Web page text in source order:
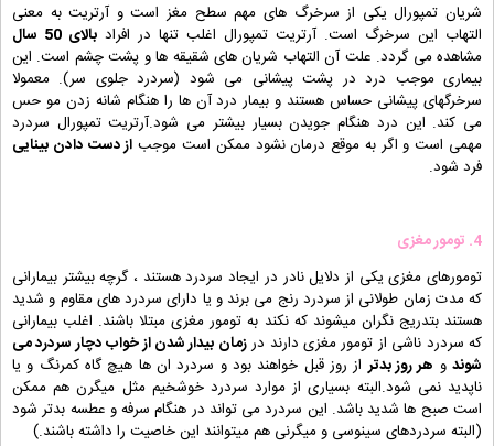
شریان تمپورال یکی از سرخرگ های مهم سطح مغز است و آرتریت به معنی
التهاب این سرخرگ است. آرتریت تمپورال اغلب تنها در افراد بالای 50 سال
مشاهده می گردد. علت آن التهاب شریان های شقیقه ها و پشت چشم است. این
بیماری موجب درد در پشت پیشانی می شود (سردرد جلوی سر). معمولا
سرخرگهای پیشانی حساس هستند و بیمار درد آن ها را هنگام شانه زدن مو حس
می کند. این درد هنگام جویدن بسیار بیشتر می شود.آرتریت تمپورال سردرد
مهمی است و اگر به موقع درمان نشود ممکن است موجب از دست دادن بینایی
فرد شود.
4. تومور مغزی
تومورهای مغزی یکی از دلایل نادر در ایجاد سردرد هستند ، گرچه بیشتر بیمارانی
که مدت زمان طولانی از سردرد رنج می برند و یا دارای سردرد های مقاوم و شدید
هستند بتدریج نگران میشوند که نکند به تومور مغزی مبتلا باشند. اغلب بیمارانی
که سردرد ناشی از تومور مغزی دارند درزمان بیدار شدن از خواب دچار سردرد می
شوندو هر روز بدتراز روز قبل خواهند بود و سردرد ان ها هیچ گاه کمرنگ و یا
ناپدید نمی شود.البته بسیاری از موارد سردرد خوشخیم مثل میگرن هم ممکن
است صبح ها شدید باشد. این سردرد می تواند در هنگام سرفه و عطسه بدتر شود
(البته سردردهای سینوسی و میگرنی هم میتوانند این خاصیت را داشته باشند.)